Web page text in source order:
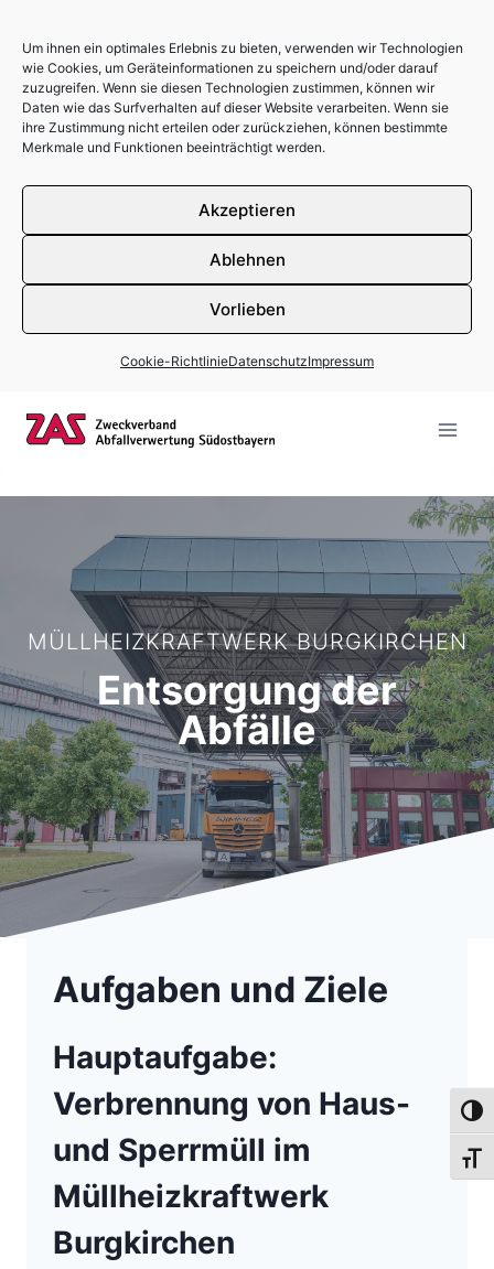
Um ihnen ein optimales Erlebnis zu bieten, verwenden wir Technologien
wie Cookies, um Geräteinformationen zu speichern und/oder darauf
zuzugreifen. Wenn sie diesen Technologien zustimmen, können wir
Daten wie das Surfverhalten auf dieser Website verarbeiten. Wenn sie
ihre Zustimmung nicht erteilen oder zurückziehen, können bestimmte
Merkmale und Funktionen beeinträchtigt werden.
Akzeptieren
Ablehnen
Vorlieben
Cookie-RichtlinieDatenschutzImpressum
MÜLLHEIZKRAFTWERK BURGKIRCHEN
Entsorgung der
Abfälle
Aufgaben und Ziele
Hauptaufgabe:
Verbrennung von Haus-
und Sperrmüll im
Müllheizkraftwerk
Burgkirchen